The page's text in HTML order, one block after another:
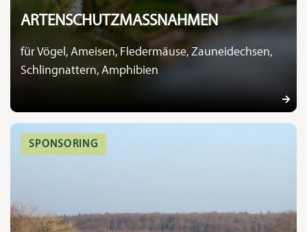
ARTENSCHUTZMASSNAHMEN
für Vögel, Ameisen, Fledermäuse, Zauneidechsen,
Schlingnattern, Amphibien
SPONSORING